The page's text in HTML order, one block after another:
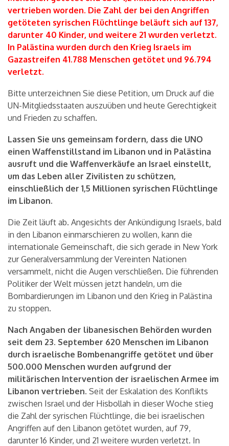
vertrieben worden. Die Zahl der bei den Angriffen
getöteten syrischen Flüchtlinge beläuft sich auf 137,
darunter 40 Kinder, und weitere 21 wurden verletzt.
In Palästina wurden durch den Krieg Israels im
Gazastreifen 41.788 Menschen getötet und 96.794
verletzt.
Bitte unterzeichnen Sie diese Petition, um Druck auf die
UN-Mitgliedsstaaten auszuüben und heute Gerechtigkeit
und Frieden zu schaffen.
Lassen Sie uns gemeinsam fordern, dass die UNO
einen Waffenstillstand im Libanon und in Palästina
ausruft und die Waffenverkäufe an Israel einstellt,
um das Leben aller Zivilisten zu schützen,
einschließlich der 1,5 Millionen syrischen Flüchtlinge
im Libanon.
Die Zeit läuft ab. Angesichts der Ankündigung Israels, bald
in den Libanon einmarschieren zu wollen, kann die
internationale Gemeinschaft, die sich gerade in New York
zur Generalversammlung der Vereinten Nationen
versammelt, nicht die Augen verschließen. Die führenden
Politiker der Welt müssen jetzt handeln, um die
Bombardierungen im Libanon und den Krieg in Palästina
zu stoppen.
Nach Angaben der libanesischen Behörden wurden
seit dem 23. September 620 Menschen im Libanon
durch israelische Bombenangriffe getötet und über
500.000 Menschen wurden aufgrund der
militärischen Intervention der israelischen Armee im
Libanon vertrieben. Seit der Eskalation des Konflikts
zwischen Israel und der Hisbollah in dieser Woche stieg
die Zahl der syrischen Flüchtlinge, die bei israelischen
Angriffen auf den Libanon getötet wurden, auf 79,
darunter 16 Kinder, und 21 weitere wurden verletzt. In